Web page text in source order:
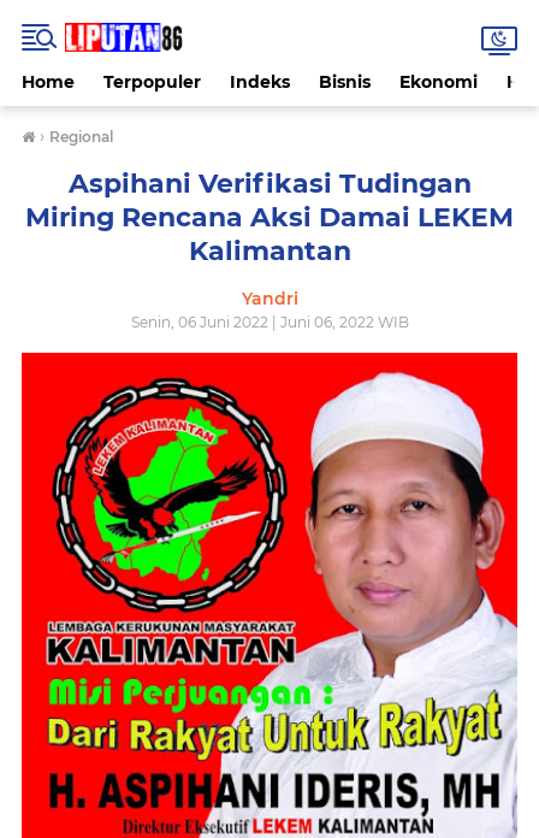
Home Terpopuler Indeks Bisnis Ekonomi
› Regional
Aspihani Verifikasi Tudingan
Miring Rencana Aksi Damai LEKEM
Kalimantan
Yandri
Senin, 06 Juni 2022 | Juni 06, 2022 WIB